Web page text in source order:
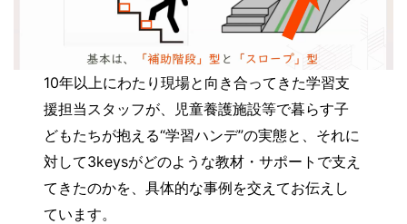
10年以上にわたり現場と向き合ってきた学習支
援担当スタッフが、児童養護施設等で暮らす子
どもたちが抱える“学習ハンデ”の実態と、それに
対して3keysがどのような教材・サポートで支え
てきたのかを、具体的な事例を交えてお伝えし
ています。